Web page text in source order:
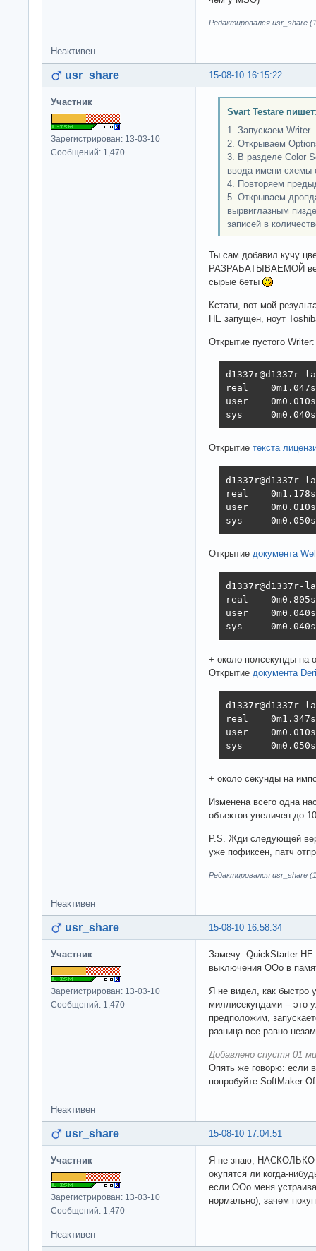
Редактировался usr_share
Неактивен
15-08-10 16:15:22
usr_share
Участник
Зарегистрирован: 13-03-10
Сообщений: 1,470
Svart Testare
1. Запускаем Writer.
2. Открываем
3. В разделе Color
ввода имени схемы
4. Повторяем
5. Открываем
вырвиглазным
записей в
Ты сам добавил кучу
РАЗРАБАТЫВАЕМОЙ
сырые беты
Кстати, вот мой
НЕ запущен, ноут
Открытие пустого Writer:
real    0m1.047s
user    0m0.010s
sys     0m0.040s
Открытие текста
real    0m1.178s
user    0m0.010s
sys     0m0.050s
Открытие документа
real    0m0.805s
user    0m0.040s
+ около полсекунды на
Открытие документа
real    0m1.347s
user    0m0.010s
sys     0m0.050s
+ около секунды на
Изменена всего одна
объектов увеличен до
P.S. Жди следующей
уже пофиксен, патч
Редактировался usr_share
Неактивен
15-08-10 16:58:34
usr_share
Участник
Зарегистрирован: 13-03-10
Сообщений: 1,470
Замечу: QuickStarter НЕ
выключения OOo в
Я не видел, как быстро
миллисекундами -- это
предположим,
разница все равно
Добавлено спустя 01
Опять же говорю: если
попробуйте SoftMaker
Неактивен
15-08-10 17:04:51
usr_share
Участник
Зарегистрирован: 13-03-10
Сообщений: 1,470
Я не знаю, НАСКОЛЬКО
окупятся ли когда-
если OOo меня
нормально), зачем
Неактивен